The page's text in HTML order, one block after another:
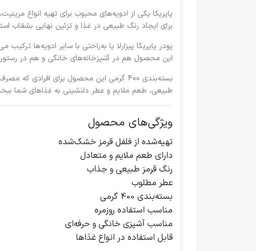
پاپریکا یکی از ادویه‌های محبوب برای تهیه انواع
برای ایجاد رنگ طبیعی در غذا و تزئین نهایی بشقاب
پودر پاپریکا پیزارلا پا به‌راحتی با سایر ادویه‌ها
این محصول هم در آشپزخانه‌های خانگی و هم در
بسته‌بندی 400 گرمی این محصول برای
طبیعی، طعم ملایم و عطر دلنشینی به غذاهای شما
ویژگی‌های محصول
تهیه‌شده از فلفل قرمز خشک‌شده
دارای طعم ملایم و متعادل
رنگ قرمز طبیعی و جذاب
عطر مطلوب
بسته‌بندی 400 گرمی
مناسب استفاده روزمره
مناسب آشپزی خانگی و حرفه‌ای
قابل استفاده در انواع غذاها